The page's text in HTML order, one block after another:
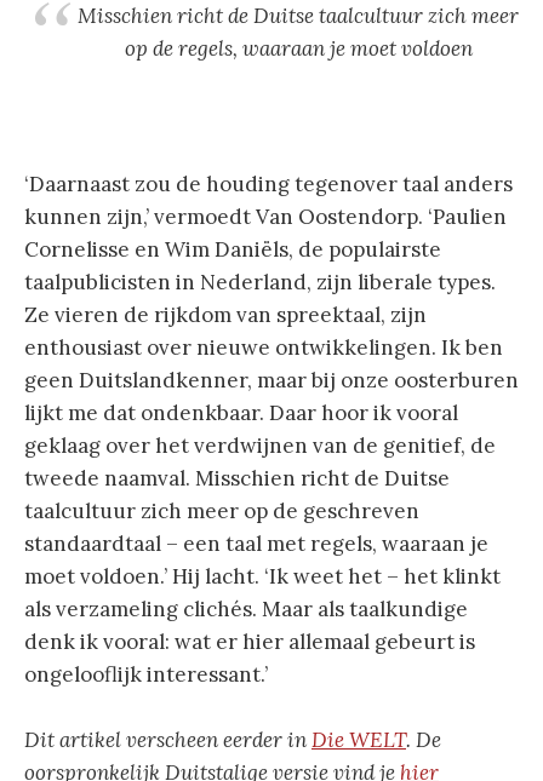
Misschien richt de Duitse taalcultuur zich meer
op de regels, waaraan je moet voldoen
‘Daarnaast zou de houding tegenover taal anders
kunnen zijn,’ vermoedt Van Oostendorp. ‘Paulien
Cornelisse en Wim Daniëls, de populairste
taalpublicisten in Nederland, zijn liberale types.
Ze vieren de rijkdom van spreektaal, zijn
enthousiast over nieuwe ontwikkelingen. Ik ben
geen Duitslandkenner, maar bij onze oosterburen
lijkt me dat ondenkbaar. Daar hoor ik vooral
geklaag over het verdwijnen van de genitief, de
tweede naamval. Misschien richt de Duitse
taalcultuur zich meer op de geschreven
standaardtaal – een taal met regels, waaraan je
moet voldoen.’ Hij lacht. ‘Ik weet het – het klinkt
als verzameling clichés. Maar als taalkundige
denk ik vooral: wat er hier allemaal gebeurt is
ongelooflijk interessant.’
Dit artikel verscheen eerder inDie WELT. De
oorspronkelijk Duitstalige versie vind je hier